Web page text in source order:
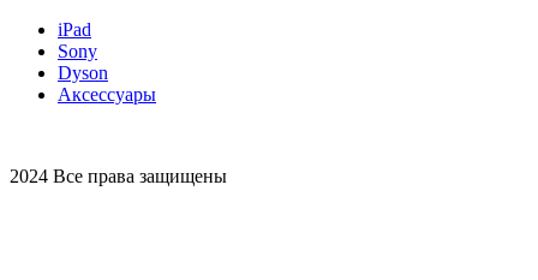
iPad
Sony
Dyson
Аксессуары
2024 Все права защищены